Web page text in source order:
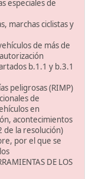
especiales de
marchas ciclistas y
de más de
b.1.1 y b.3.1
peligrosas (RIMP)
de
en
acontecimientos
de la resolución)
por el que se
DE LOS